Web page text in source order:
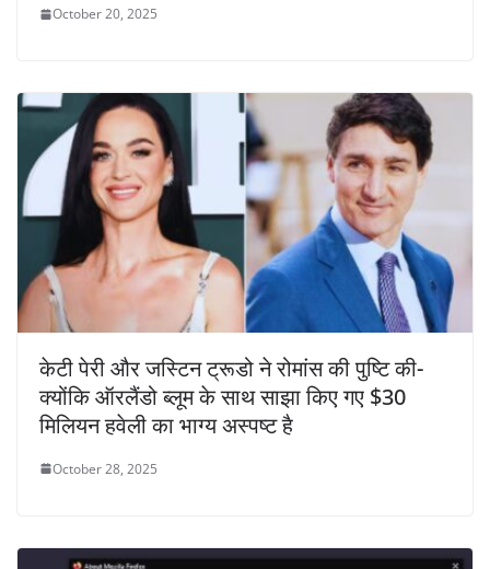
October 20, 2025
केटी पेरी और जस्टिन ट्रूडो ने रोमांस की पुष्टि की-
क्योंकि ऑरलैंडो ब्लूम के साथ साझा किए गए $30
मिलियन हवेली का भाग्य अस्पष्ट है
October 28, 2025